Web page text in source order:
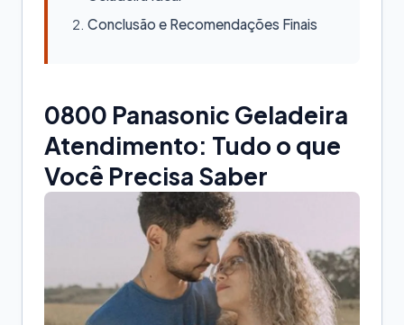
Conclusão e Recomendações Finais
0800 Panasonic Geladeira
Atendimento: Tudo o que
Você Precisa Saber